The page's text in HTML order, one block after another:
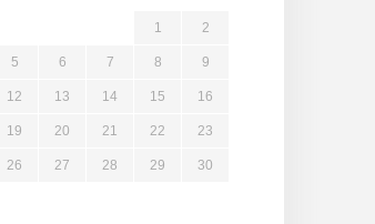
1 2
5 6 7 8 9
12 13 14 15 16
19 20 21 22 23
26 27 28 29 30